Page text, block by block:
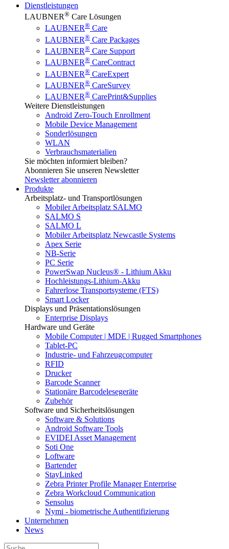
Dienstleistungen
LAUBNER® Care Lösungen
LAUBNER® Care
LAUBNER® Care Packages
LAUBNER® Care Support
LAUBNER® CareContract
LAUBNER® CareExpert
LAUBNER® CareSurvey
LAUBNER® CarePrint&Supplies
Weitere Dienstleistungen
Android Zero-Touch Enrollment
Mobile Device Management
Sonderlösungen
WLAN
Verbrauchsmaterialien
Sie möchten informiert bleiben?
Abonnieren Sie unseren Newsletter
Newsletter abonnieren
Produkte
Arbeitsplatz- und Transportlösungen
Mobiler Arbeitsplatz SALMO
SALMO S
SALMO L
Mobiler Arbeitsplatz Newcastle Systems
Apex Serie
NB-Serie
PC Serie
PowerSwap Nucleus® - Lithium Akku
Hochleistungs-Lithium-Akku
Fahrerlose Transportsysteme (FTS)
Smart Locker
Displays und Präsentationslösungen
Enterprise Displays
Hardware und Geräte
Mobile Computer | MDE | Rugged Smartphones
Tablet-PC
Industrie- und Fahrzeugcomputer
RFID
Drucker
Barcode Scanner
Stationäre Barcodelesegeräte
Zubehör
Software und Sicherheitslösungen
Software & Solutions
Android Software Tools
EVIDEI Asset Management
Soti One
Loftware
Bartender
StayLinked
Zebra Printer Profile Manager Enterprise
Zebra Workcloud Communication
Sensolus
Nymi - biometrische Authentifizierung
Unternehmen
News